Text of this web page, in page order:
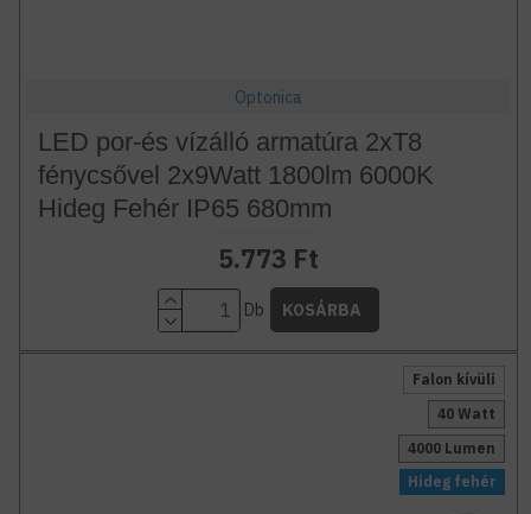
Optonica
LED por-és vízálló armatúra 2xT8
fénycsővel 2x9Watt 1800lm 6000K
Hideg Fehér IP65 680mm
5.773 Ft
Db KOSÁRBA
Hideg fehér
Falon kívüli
40 Watt
4000 Lumen